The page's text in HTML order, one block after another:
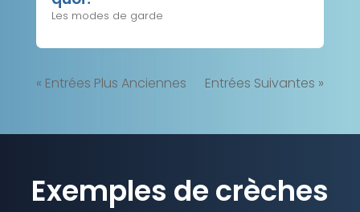
Les modes de garde
« Entrées Plus Anciennes Entrées Suivantes »
Exemples de crèches